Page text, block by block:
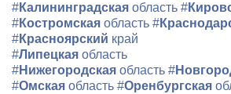
#Калининградская область #
#Костромская область #
#Красноярский край
#Липецкая область
#Нижегородская область #
#Омская область #Оренбургская